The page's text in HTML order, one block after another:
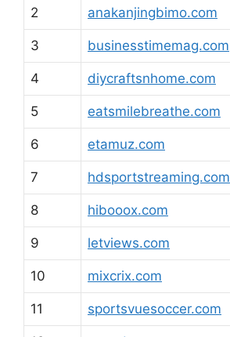
2 anakanjingbimo.com
3 businesstimemag.com
4 diycraftsnhome.com
5 eatsmilebreathe.com
6 etamuz.com
7 hdsportstreaming.com
8 hibooox.com
9 letviews.com
10 mixcrix.com
11 sportsvuesoccer.com